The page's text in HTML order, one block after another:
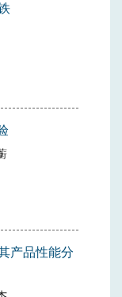
产品性能分